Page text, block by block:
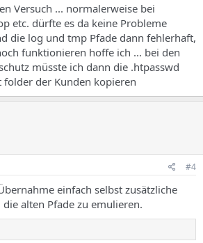
Versuch ... normalerweise bei
etc. dürfte es da keine Probleme
die log und tmp Pfade dann fehlerhaft,
funktionieren hoffe ich ... bei den
müsste ich dann die .htpasswd
der Kunden kopieren
#4
einfach selbst zusätzliche
alten Pfade zu emulieren.